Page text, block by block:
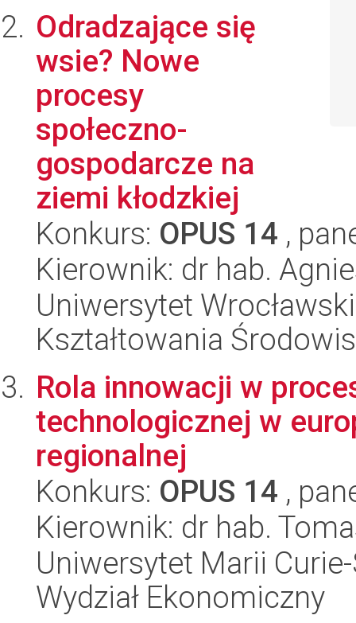
Odradzające się
wsie? Nowe
procesy
społeczno-
gospodarcze na
ziemi kłodzkiej
Konkurs: OPUS 14 ,
Kierownik: dr hab.
Uniwersytet
Kształtowania
Rola innowacji w
technologicznej w
regionalnej
Konkurs: OPUS 14 ,
Kierownik: dr hab.
Uniwersytet Marii
Wydział Ekonomiczny